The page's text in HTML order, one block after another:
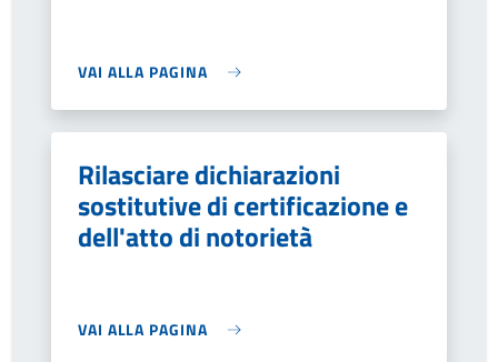
VAI ALLA PAGINA
Rilasciare dichiarazioni
sostitutive di certificazione e
dell'atto di notorietà
VAI ALLA PAGINA